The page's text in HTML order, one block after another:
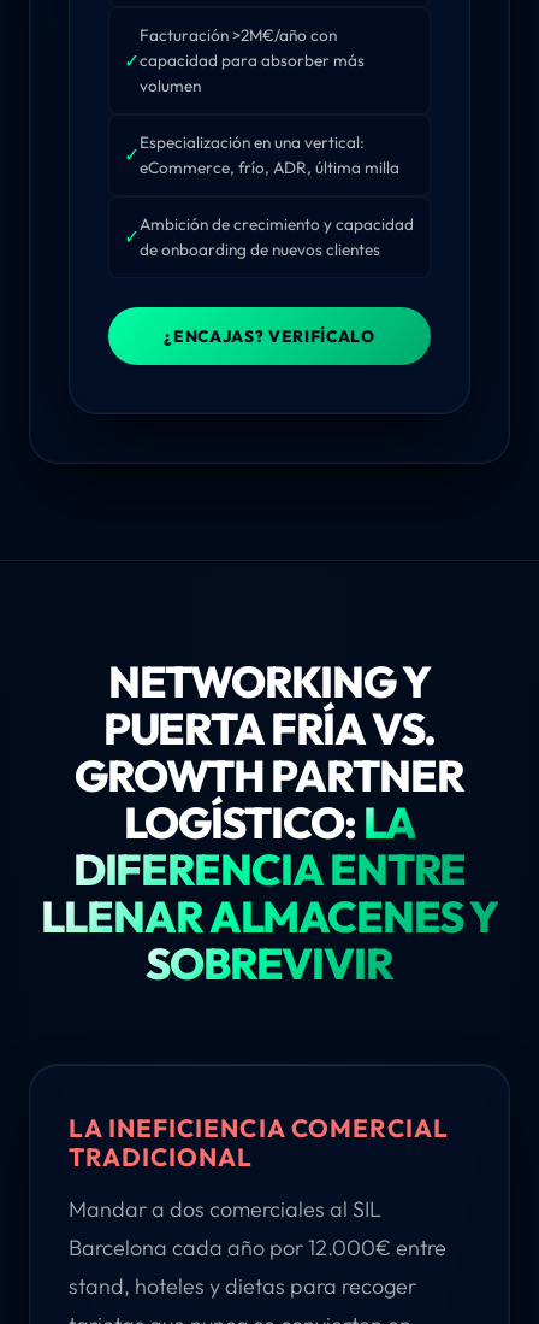
✓
Facturación >2M€/año con
capacidad para absorber más
volumen
✓
Especialización en una vertical:
eCommerce, frío, ADR, última milla
✓
Ambición de crecimiento y capacidad
de onboarding de nuevos clientes
¿ENCAJAS? VERIFÍCALO
NETWORKING Y
PUERTA FRÍA VS.
GROWTH PARTNER
LOGÍSTICO: LA
DIFERENCIA ENTRE
LLENAR ALMACENES Y
SOBREVIVIR
LA INEFICIENCIA COMERCIAL
TRADICIONAL
Mandar a dos comerciales al SIL
Barcelona cada año por 12.000€ entre
stand, hoteles y dietas para recoger